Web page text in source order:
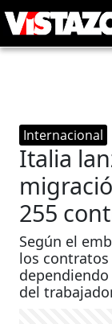
Internacional
Italia
255
Según el
los
del